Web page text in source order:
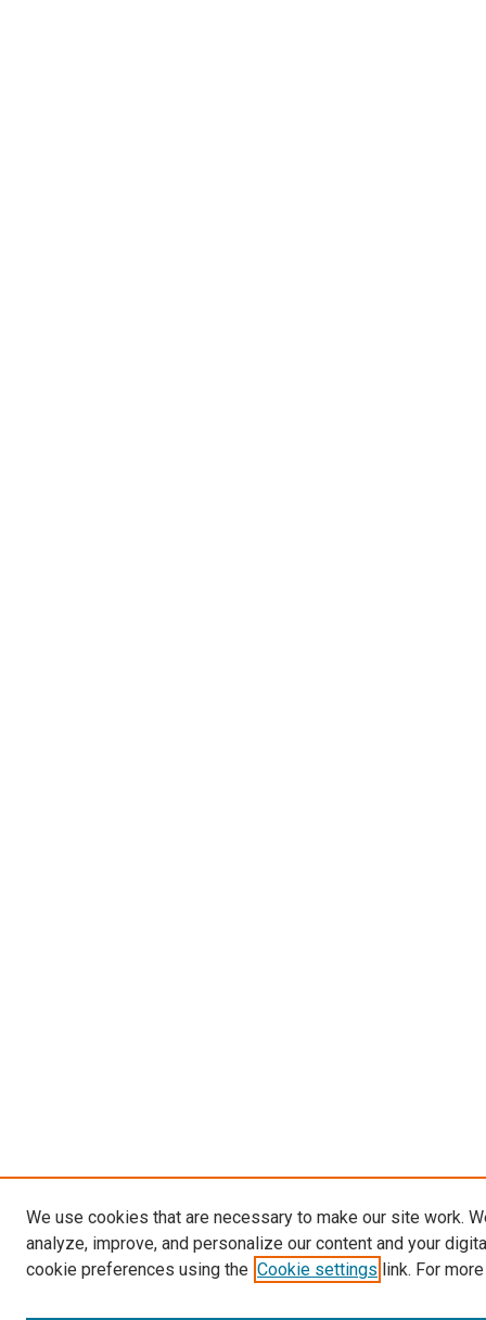
We use cookies that are necessary to make our site work.
analyze, improve, and personalize our content and your
cookie preferences using the Cookie settings link. For